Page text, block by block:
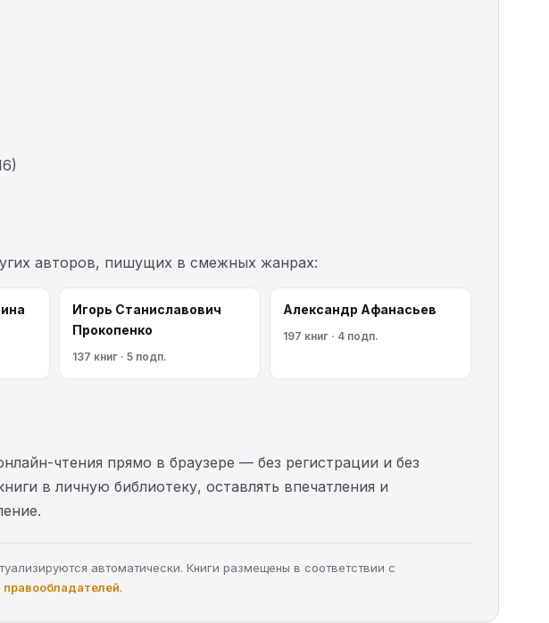
авторов, пишущих в смежных жанрах:
Игорь Станиславович
Прокопенко
137 книг · 5 подп.
Александр Афанасьев
197 книг · 4 подп.
чтения прямо в браузере — без регистрации и без
в личную библиотеку, оставлять впечатления и
автоматически. Книги размещены в соответствии с
.